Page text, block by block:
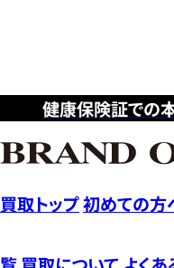
健康保険証での
買取トップ初めての方